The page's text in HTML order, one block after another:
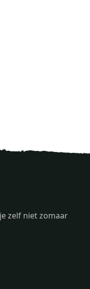
zelf niet zomaar